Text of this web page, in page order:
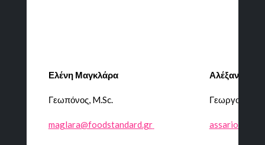
Ελένη Μαγκλάρα
Γεωπόνος,M.Sc.
maglara@foodstandard.gr
Αλέξανδρος